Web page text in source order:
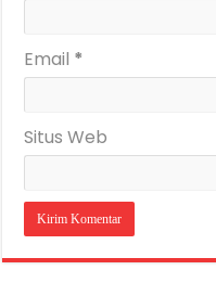
Email *
Situs Web